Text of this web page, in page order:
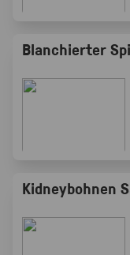
Kidneybohnen